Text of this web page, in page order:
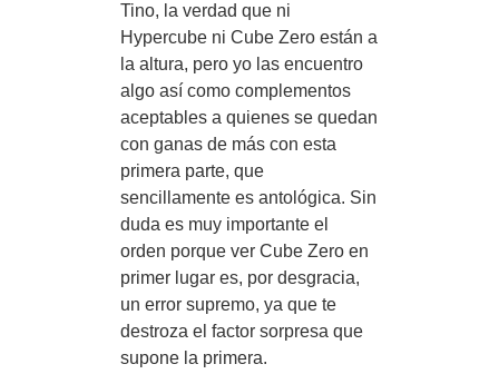
Tino, la verdad que ni
Hypercube ni Cube Zero están a
la altura, pero yo las encuentro
algo así como complementos
aceptables a quienes se quedan
con ganas de más con esta
primera parte, que
sencillamente es antológica. Sin
duda es muy importante el
orden porque ver Cube Zero en
primer lugar es, por desgracia,
un error supremo, ya que te
destroza el factor sorpresa que
supone la primera.